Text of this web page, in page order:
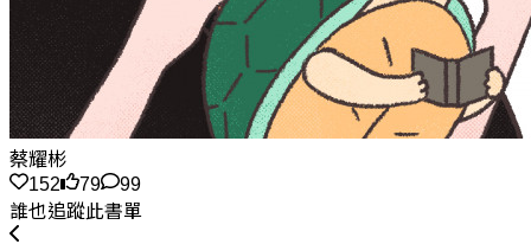
蔡耀彬
152
79
99
誰也追蹤此書單